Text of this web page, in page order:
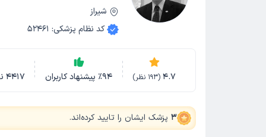
شیراز
کد نظام پزشکی:
52461
4.7
(
193 نظر) ٪94 پیشنهاد کاربران 4417
3 پزشک ایشان را تایید کرده‌اند.